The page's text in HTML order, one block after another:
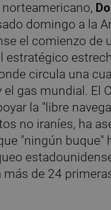
domingo a la
el comienzo de
estratégico
circula una
el gas mundial. El
la "libre
no iraníes, ha
"ningún buque"
de 24